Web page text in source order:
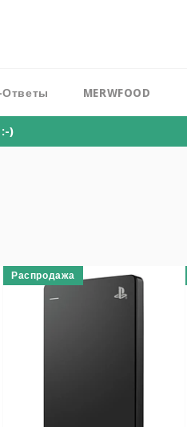
MERWFOOD
)
Распродажа